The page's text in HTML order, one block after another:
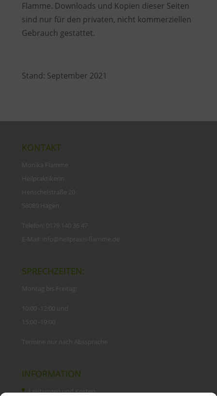
Flamme. Downloads und Kopien dieser Seiten
sind nur für den privaten, nicht kommerziellen
Gebrauch gestattet.
Stand: September 2021
KONTAKT
Monika Flamme
Heilpraktikerin
Henschelstraße 20
58089 Hagen
Telefon:
0179.140 36 47
E-Mail:
info@heilpraxis-flamme.de
SPRECHZEITEN:
Montag bis Freitag:
10:00 -12:00 und
15:00 -19:00
Termine nur nach Abssprache
INFORMATION
Leistungen und Kosten